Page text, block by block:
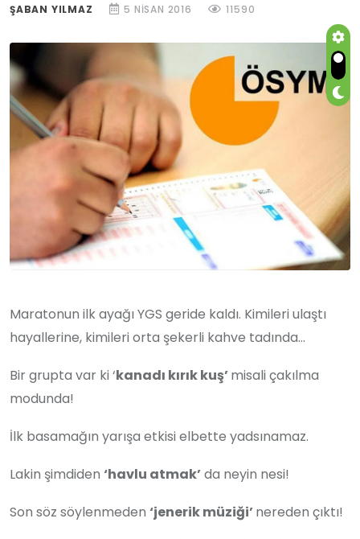
ŞABAN YILMAZ 5 NISAN 2016 11590
Maratonun ilk ayağı YGS geride kaldı. Kimileri ulaştı
hayallerine, kimileri orta şekerli kahve tadında…
Bir grupta var ki ‘kanadı kırık kuş’misali çakılma
modunda!
İlk basamağın yarışa etkisi elbette yadsınamaz.
Lakin şimdiden ‘havlu atmak’da neyin nesi!
Son söz söylenmeden ‘jenerik müziği’nereden çıktı!